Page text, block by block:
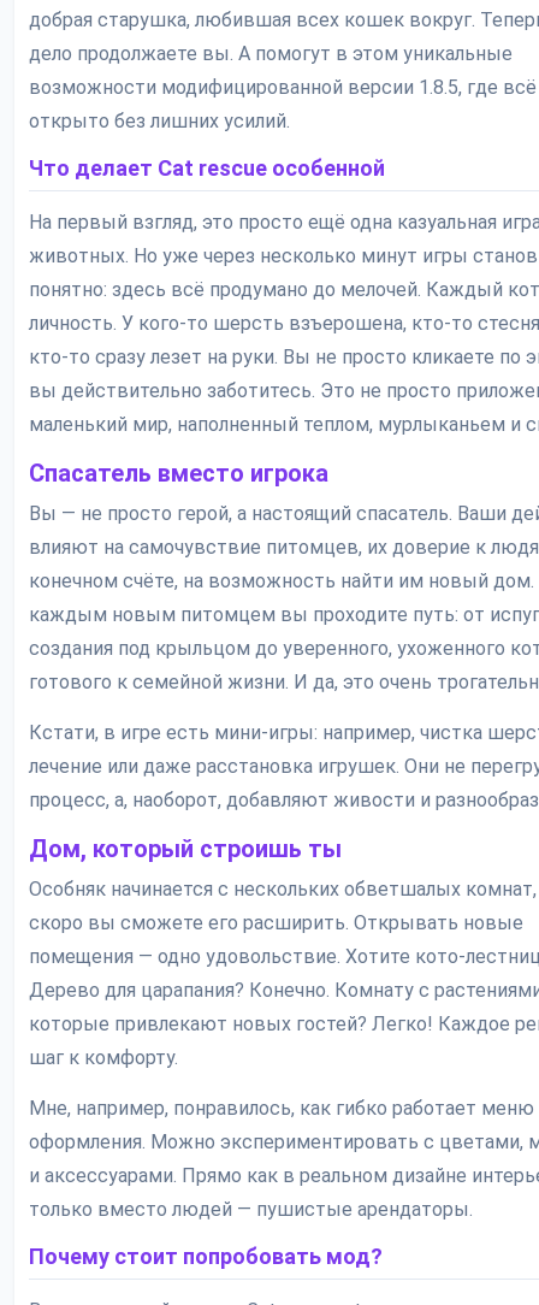
добрая старушка, любившая всех кошек вокруг.
дело продолжаете вы. А помогут в этом уникальные
возможности модифицированной версии 1.8.5, где всё
открыто без лишних усилий.
Что делает Cat rescue особенной
На первый взгляд, это просто ещё одна казуальная
животных. Но уже через несколько минут игры
понятно: здесь всё продумано до мелочей. Каждый
личность. У кого-то шерсть взъерошена, кто-то
кто-то сразу лезет на руки. Вы не просто кликаете по
вы действительно заботитесь. Это не просто
маленький мир, наполненный теплом, мурлыканьем и
Спасатель вместо игрока
Вы — не просто герой, а настоящий спасатель. Ваши
влияют на самочувствие питомцев, их доверие к
конечном счёте, на возможность найти им новый дом.
каждым новым питомцем вы проходите путь: от
создания под крыльцом до уверенного, ухоженного
готового к семейной жизни. И да, это очень
Кстати, в игре есть мини-игры: например, чистка
лечение или даже расстановка игрушек. Они не
процесс, а, наоборот, добавляют живости и
Дом, который строишь ты
Особняк начинается с нескольких обветшалых
скоро вы сможете его расширить. Открывать новые
помещения — одно удовольствие. Хотите кото-
Дерево для царапания? Конечно. Комнату с
которые привлекают новых гостей? Легко! Каждое
шаг к комфорту.
Мне, например, понравилось, как гибко работает меню
оформления. Можно экспериментировать с цветами,
и аксессуарами. Прямо как в реальном дизайне
только вместо людей — пушистые арендаторы.
Почему стоит попробовать мод?